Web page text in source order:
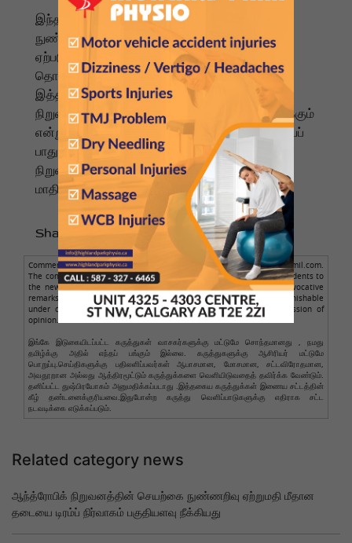
இந்தக் கட்டுப்பாடுகள் அமெரிக்க செயற்கை
நுண்ணறிவுத் துறையில் பெரும் கவலையை
ஏற்படுத்தியுள்ளன. சீன செயற்கை நுண்ணறிவுத்
தொழில்நுட்பம் வேகமாக வளர்ந்து வருவதால்,
இத்தகைய அரசாங்கத் தலையீடுகள் அமெரிக்க
நிறுவனங்களின் உலகளாவிய ஆதிக்கத்தைப் பாதிக்கும்
என்று எதிர்பார்க்கப்படுகிறது. இதேபோன்ற இணையப்
பாதுகாப்பு கவலைகள் காரணமாக, முன்னணி
நிறுவனமான ஓப்பன்ஏஐ-யும் தனது புதிய 'ஜிபி5.6'
மாதிரியின் வெளியீட்டைக் கட்டுப்படுத்தியுள்ளது.
Share to :
Comments posted here are from readers only, not from NamathuTamil.com.
The comment author is solely responsible for the comments. Respondents to
the news should avoid making obscene, illegal, defamatory, or provocative
remarks. Personal abuse is not allowed. Such comments are punishable
under cyber law. Legal action will be taken against such expression of
opinion.
இங்கே இடுகையிடப்பட்ட கருத்துகள் வாசகர்களுக்கு மட்டுமே சொந்தமானது , நமது
தமிழ்க்கு அதில் எந்தப் பங்கும் இல்லை. கருத்துகளுக்கு ஆசிரியர் மட்டுமே
பொறுப்பு.செய்திகளுக்கு பதிலளிப்பவர்கள் ஆபாசமான, மோசமான, சட்டவிரோதமான,
அவதூறான அல்லது ஆத்திரமூட்டும் கருத்துக்களை வெளியிடுவதைத் தவிர்க்க வேண்டும்.
தனிப்பட்ட துஷ்பிரயோகம் அனுமதிக்கப்படாது .இத்தகைய கருத்துக்கள் இணைய சட்டத்தின்
கீழ் தண்டனைக்குரியவை.இதுபோன்ற கருத்து வெளிப்பாடுகளுக்கு எதிராக சட்ட
நடவடிக்கை எடுக்கப்படும்.
Related category news
ஆந்த்ரோபிக் நிறுவனத்தின் செயற்கை நுண்ணறிவு ஏற்றுமதி மீதான
தடையை டிரம்ப் நிர்வாகம் பகுதியளவு நீக்கியது